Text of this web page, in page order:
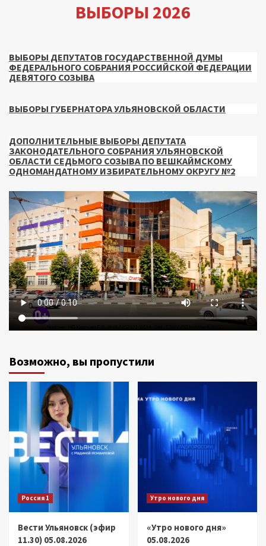
ВЫБОРЫ 2026
ВЫБОРЫ ДЕПУТАТОВ ГОСУДАРСТВЕННОЙ ДУМЫ
ФЕДЕРАЛЬНОГО СОБРАНИЯ РОССИЙСКОЙ ФЕДЕРАЦИИ
ДЕВЯТОГО СОЗЫВА
ВЫБОРЫ ГУБЕРНАТОРА УЛЬЯНОВСКОЙ ОБЛАСТИ
ДОПОЛНИТЕЛЬНЫЕ ВЫБОРЫ ДЕПУТАТА
ЗАКОНОДАТЕЛЬНОГО СОБРАНИЯ УЛЬЯНОВСКОЙ
ОБЛАСТИ СЕДЬМОГО СОЗЫВА ПО ВЕШКАЙМСКОМУ
ОДНОМАНДАТНОМУ ИЗБИРАТЕЛЬНОМУ ОКРУГУ №2
Возможно, вы пропустили
Россия 1
Вести Ульяновск (эфир
11.30) 05.08.2026
Утро нового дня
«Утро нового дня»
05.08.2026